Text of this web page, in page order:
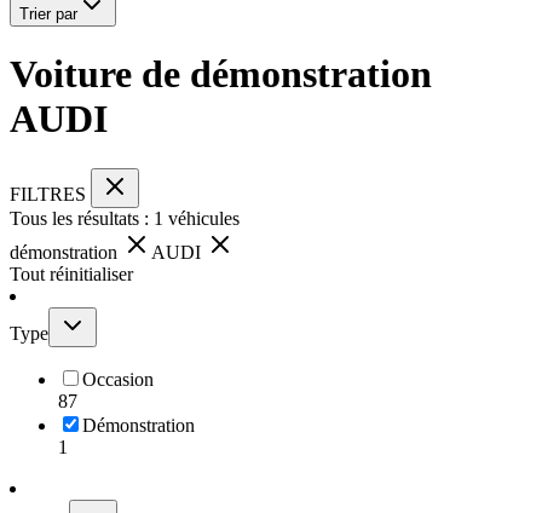
Trier par
Voiture de démonstration
AUDI
FILTRES
Tous les résultats : 1 véhicules
démonstration
AUDI
Tout réinitialiser
Type
Occasion
87
Démonstration
1